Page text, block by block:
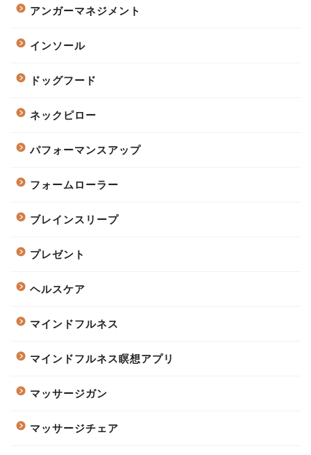
アンガーマネジメント
インソール
ドッグフード
ネックピロー
パフォーマンスアップ
フォームローラー
ブレインスリープ
プレゼント
ヘルスケア
マインドフルネス
マインドフルネス瞑想アプリ
マッサージガン
マッサージチェア